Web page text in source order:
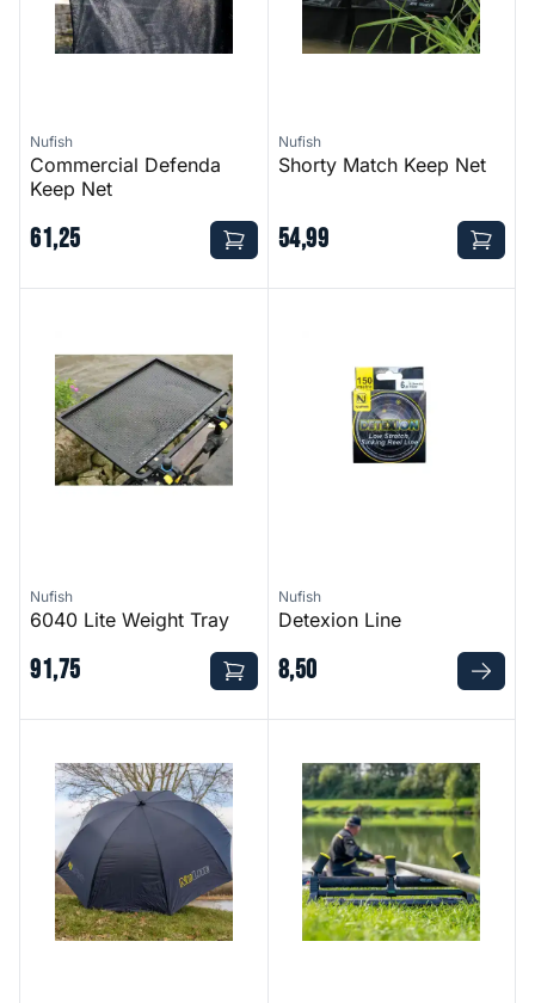
Nufish
Commercial Defenda
Keep Net
61,25
Nufish
Shorty Match Keep Net
54,99
Nufish
6040 Lite Weight Tray
91,75
Nufish
Detexion Line
8,50